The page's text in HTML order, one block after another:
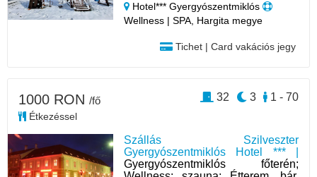
Hotel*** Gyergyószentmiklós
Wellness | SPA, Hargita megye
Tichet | Card vakációs jegy
Szállás Szilveszter
Gyergyószentmiklós Hotel *** |
Gyergyószentmiklós főterén;
1000 RON /fő
Étkezéssel
1 - 70
3
32